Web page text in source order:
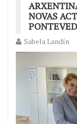
NOVAS
Sabela Landín